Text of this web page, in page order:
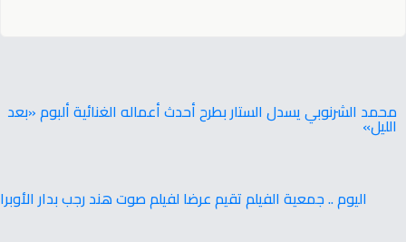
محمد الشرنوبي يسدل الستار بطرح أحدث أعماله الغنائية ألبوم «بعد
الليل»
اليوم .. جمعية الفيلم تقيم عرضا لفيلم صوت هند رجب بدار الأوبرا